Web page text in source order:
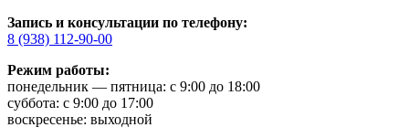
Запись и консультации по телефону:
8 (938) 112-90-00
Режим работы:
понедельник — пятница: с 9:00 до 18:00
суббота: с 9:00 до 17:00
воскресенье: выходной